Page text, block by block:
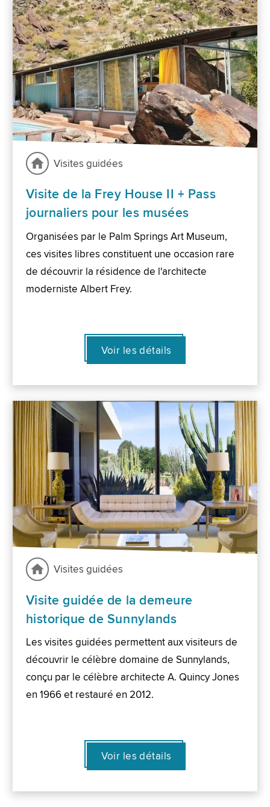
Visites guidées
Visite de la Frey House II + Pass
journaliers pour les musées
Organisées par le Palm Springs Art Museum,
ces visites libres constituent une occasion rare
de découvrir la résidence de l'architecte
moderniste Albert Frey.
Voir les détails
Visites guidées
Visite guidée de la demeure
historique de Sunnylands
Les visites guidées permettent aux visiteurs de
découvrir le célèbre domaine de Sunnylands,
conçu par le célèbre architecte A. Quincy Jones
en 1966 et restauré en 2012.
Voir les détails